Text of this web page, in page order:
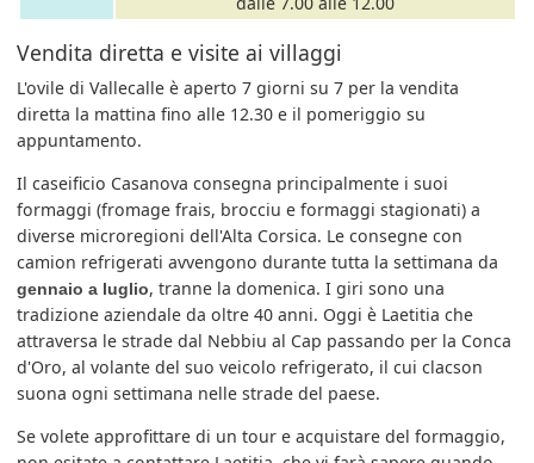
Vendita diretta e visite ai villaggi
L'ovile di Vallecalle è aperto 7 giorni su 7 per la vendita
diretta la mattina fino alle 12.30 e il pomeriggio su
appuntamento.
Il caseificio Casanova consegna principalmente i suoi
formaggi (fromage frais, brocciu e formaggi stagionati) a
diverse microregioni dell'Alta Corsica. Le consegne con
camion refrigerati avvengono durante tutta la settimana da
gennaio a luglio, tranne la domenica. I giri sono una
tradizione aziendale da oltre 40 anni. Oggi è Laetitia che
attraversa le strade dal Nebbiu al Cap passando per la Conca
d'Oro, al volante del suo veicolo refrigerato, il cui clacson
suona ogni settimana nelle strade del paese.
Se volete approfittare di un tour e acquistare del formaggio,